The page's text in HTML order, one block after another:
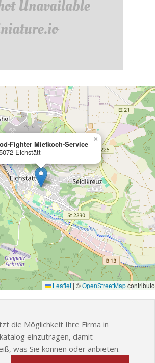
Fighter Mietkoch-Service
Eichstätt
×
Leaflet | ©OpenStreetMap
die Möglichkeit Ihre Firma in
einzutragen, damit
was Sie können oder anbieten.